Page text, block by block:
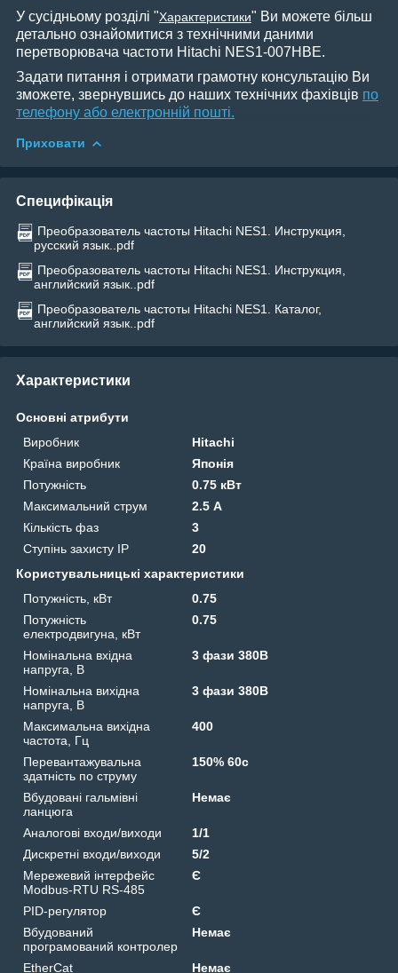
У сусідньому розділі "Характеристики" Ви можете більш
детально ознайомитися з технічними даними
перетворювача частоти Hitachi NES1-007НBE.
Задати питання і отримати грамотну консультацію Ви
зможете, звернувшись до наших технічних фахівців по
телефону або електронній пошті.
Приховати
Специфікація
Преобразователь частоты Hitachi NES1. Инструкция,
русский язык..pdf
Преобразователь частоты Hitachi NES1. Инструкция,
английский язык..pdf
Преобразователь частоты Hitachi NES1. Каталог,
английский язык..pdf
Характеристики
Основні атрибути
Виробник
Hitachi
Країна виробник
Японія
Потужність
0.75 кВт
Максимальний струм
2.5 А
Кількість фаз
3
Ступінь захисту IP
20
Користувальницькі характеристики
Потужність, кВт
0.75
Потужність
електродвигуна, кВт
0.75
Номінальна вхідна
напруга, В
3 фази 380В
Номінальна вихідна
напруга, В
3 фази 380В
Максимальна вихідна
частота, Гц
400
Перевантажувальна
здатність по струму
150% 60с
Вбудовані гальмівні
ланцюга
Немає
Аналогові входи/виходи
1/1
Дискретні входи/виходи
5/2
Мережевий інтерфейс
Modbus-RTU RS-485
Є
PID-регулятор
Є
Вбудований
програмований контролер
Немає
EtherCat Немає